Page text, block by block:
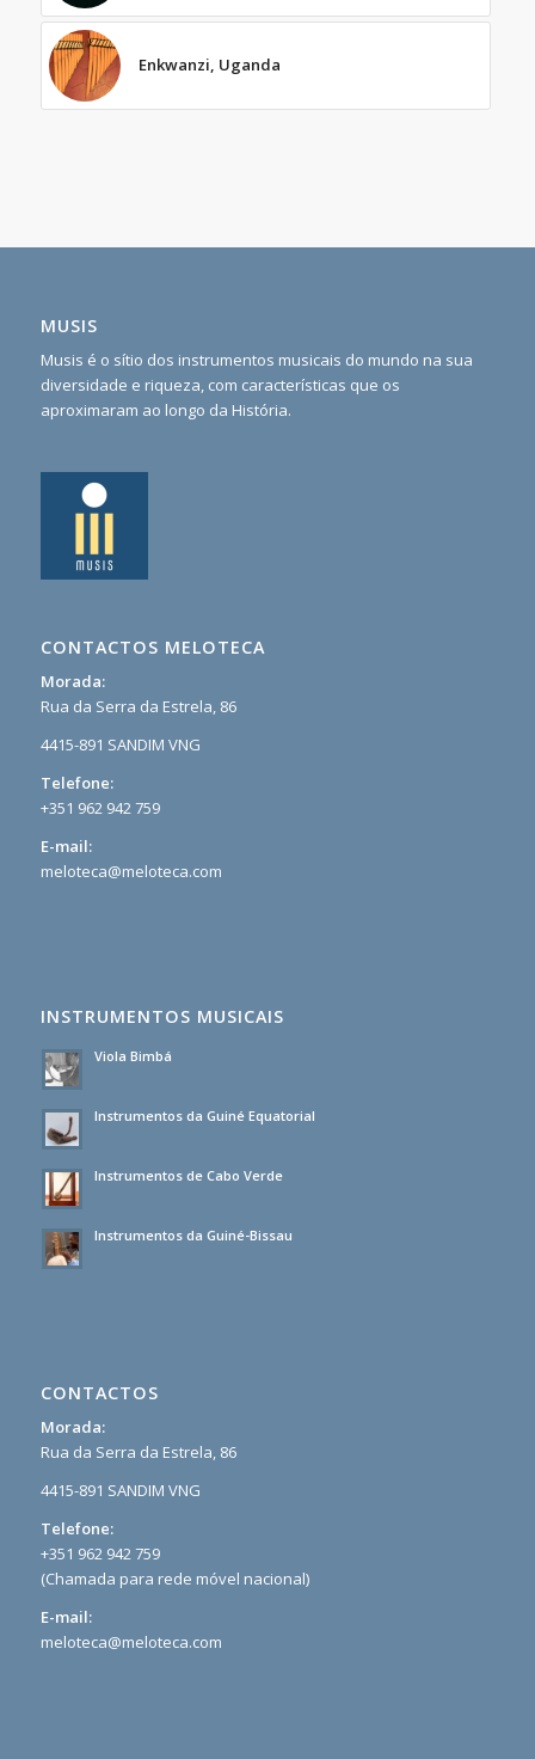
Enkwanzi, Uganda
MUSIS
Musis é o sítio dos instrumentos musicais do mundo na sua
diversidade e riqueza, com características que os
aproximaram ao longo da História.
CONTACTOS MELOTECA
Morada:
Rua da Serra da Estrela, 86
4415-891 SANDIM VNG
Telefone:
+351 962 942 759
E-mail:
meloteca@meloteca.com
INSTRUMENTOS MUSICAIS
Viola Bimbá
Instrumentos da Guiné Equatorial
Instrumentos de Cabo Verde
Instrumentos da Guiné-Bissau
CONTACTOS
Morada:
Rua da Serra da Estrela, 86
4415-891 SANDIM VNG
Telefone:
+351 962 942 759
(Chamada para rede móvel nacional)
E-mail:
meloteca@meloteca.com